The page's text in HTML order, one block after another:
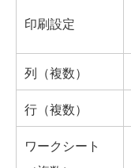
印刷設定
列（複数）
行（複数）
ワークシート